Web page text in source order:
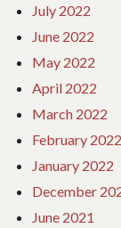
July 2022
June 2022
May 2022
April 2022
March 2022
February 2022
January 2022
December
June 2021